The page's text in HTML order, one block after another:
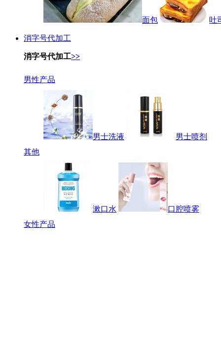
面包 吐
消字号代加工
消字号代加工>>
男性产品
男士洗液
男士喷剂
其他
漱口水
口腔喷雾
女性产品